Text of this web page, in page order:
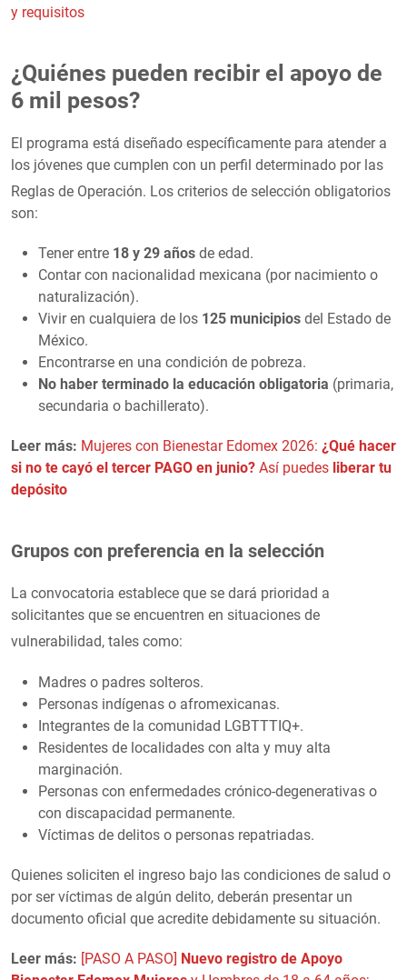
y requisitos
¿Quiénes pueden recibir el apoyo de
6 mil pesos?
El programa está diseñado específicamente para atender a
los jóvenes que cumplen con un perfil determinado por las
Reglas de Operación. Los criterios de selección obligatorios
son:
Tener entre 18 y 29 años de edad.
Contar con nacionalidad mexicana (por nacimiento o
naturalización).
Vivir en cualquiera de los 125 municipios del Estado de
México.
Encontrarse en una condición de pobreza.
No haber terminado la educación obligatoria (primaria,
secundaria o bachillerato).
Leer más: Mujeres con Bienestar Edomex 2026: ¿Qué hacer
si no te cayó el tercer PAGO en junio? Así puedes liberar tu
depósito
Grupos con preferencia en la selección
La convocatoria establece que se dará prioridad a
solicitantes que se encuentren en situaciones de
vulnerabilidad, tales como:
Madres o padres solteros.
Personas indígenas o afromexicanas.
Integrantes de la comunidad LGBTTTIQ+.
Residentes de localidades con alta y muy alta
marginación.
Personas con enfermedades crónico-degenerativas o
con discapacidad permanente.
Víctimas de delitos o personas repatriadas.
Quienes soliciten el ingreso bajo las condiciones de salud o
por ser víctimas de algún delito, deberán presentar un
documento oficial que acredite debidamente su situación.
Leer más: [PASO A PASO] Nuevo registro de Apoyo